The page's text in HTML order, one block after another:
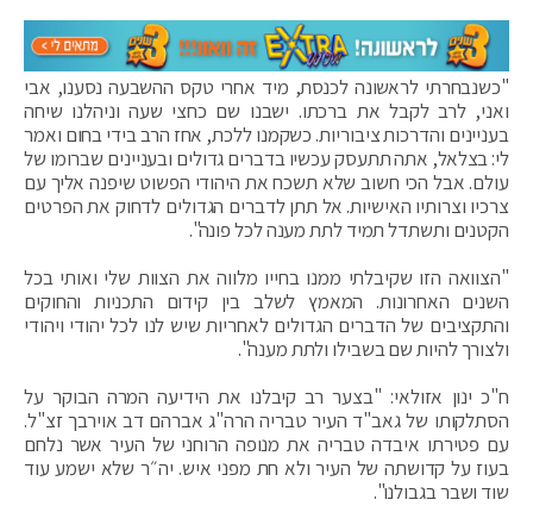
"כשנבחרתי לראשונה לכנסת, מיד אחרי טקס ההשבעה נסענו, אבי
ואני, לרב לקבל את ברכתו. ישבנו שם כחצי שעה וניהלנו שיחה
בעניינים והדרכות ציבוריות. כשקמנו ללכת, אחז הרב בידי בחום ואמר
לי: בצלאל, אתה תתעסק עכשיו בדברים גדולים ובעניינים שברומו של
עולם. אבל הכי חשוב שלא תשכח את היהודי הפשוט שיפנה אליך עם
צרכיו וצרותיו האישיות. אל תתן לדברים הגדולים לדחוק את הפרטים
הקטנים ותשתדל תמיד לתת מענה לכל פונה".
"הצוואה הזו שקיבלתי ממנו בחייו מלווה את הצוות שלי ואותי בכל
השנים האחרונות. המאמץ לשלב בין קידום התכניות והחוקים
והתקציבים של הדברים הגדולים לאחריות שיש לנו לכל יהודי ויהודי
ולצורך להיות שם בשבילו ולתת מענה".
ח"כ ינון אזולאי: "בצער רב קיבלנו את הידיעה המרה הבוקר על
הסתלקותו של גאב"ד העיר טבריה הרה"ג אברהם דב אוירבך זצ"ל.
עם פטירתו איבדה טבריה את מנופה הרוחני של העיר אשר נלחם
בעוז על קדושתה של העיר ולא חת מפני איש. יה״ר שלא ישמע עוד
שוד ושבר בגבולנו".